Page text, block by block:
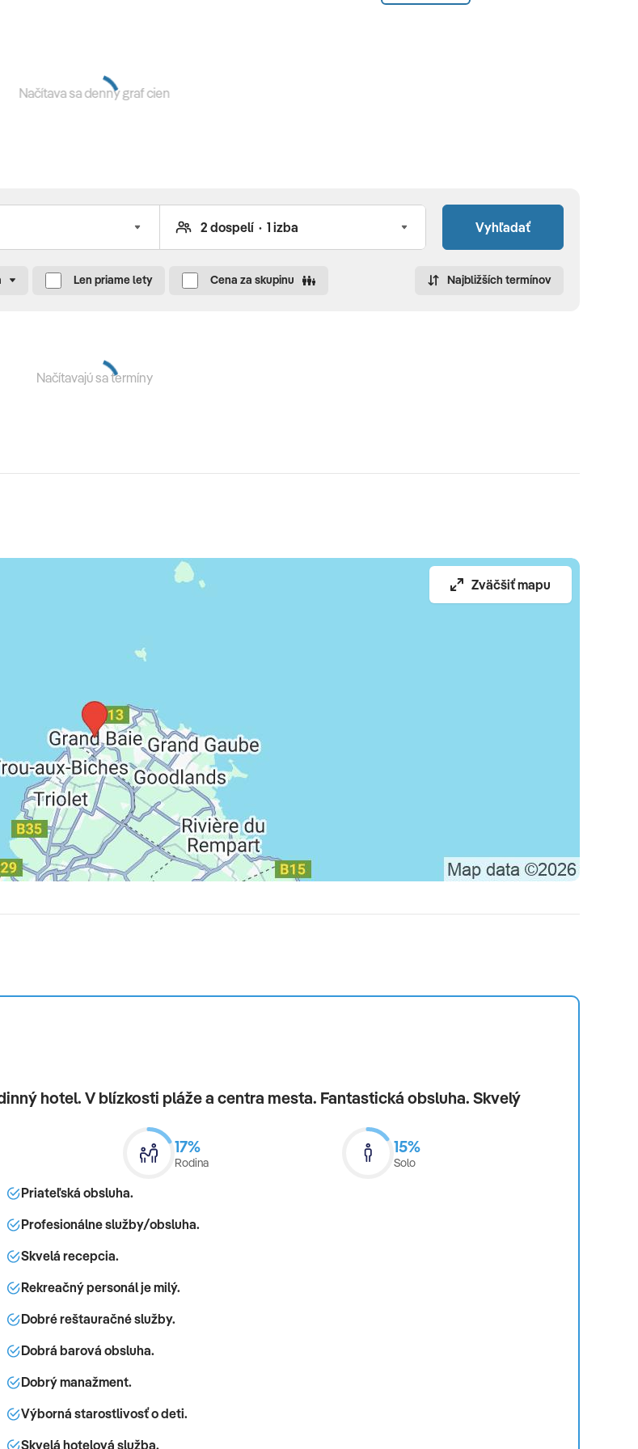
spa
Načítava sa denný graf cien
Vyhľadať
Len priame lety Cena za skupinu Najbližších termínov
Načítavajú sa termíny
Zväčšiť mapu
hotel. V blízkosti pláže a centra mesta. Fantastická obsluha. Skvelý
17%
Rodina
15%
Solo
Priateľská obsluha.
Profesionálne služby/obsluha.
Skvelá recepcia.
Rekreačný personál je milý.
Dobré reštauračné služby.
Dobrá barová obsluha.
Dobrý manažment.
Výborná starostlivosť o deti.
Skvelá hotelová služba.